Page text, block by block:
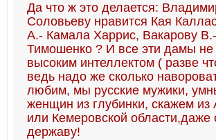
Да что ж это делается:
Соловьеву нравится Кая
А.- Камала Харрис, Вакарову
Тимошенко ? И все эти дамы
высоким интеллектом ( разве
ведь надо же сколько
любим, мы русские мужики,
женщин из глубинки, скажем из
или Кемеровской области,даже
державу!